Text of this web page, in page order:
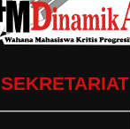
SEKRETARIAT